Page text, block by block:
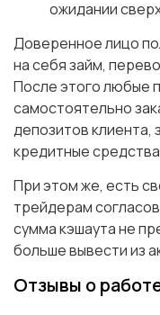
ожидании
Доверенное лицо
на себя займ,
После этого любые
самостоятельно
депозитов клиента,
кредитные средства
При этом же, есть
трейдерам
сумма кэшаута не
больше вывести из
Отзывы о